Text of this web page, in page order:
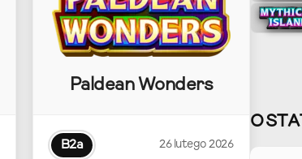
Paldean Wonders
B2a
26 lutego 2026